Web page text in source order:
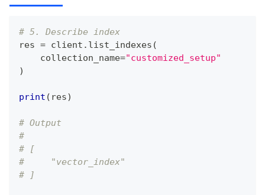
# 5. Describe index
res = client . list_indexes (
    collection_name
="customized_setup"
)
print ( res)
# Output
#
# [
#     "vector_index"
# ]